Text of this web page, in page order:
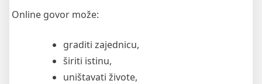
Online govor može:
graditi zajednicu,
širiti istinu,
uništavati živote,